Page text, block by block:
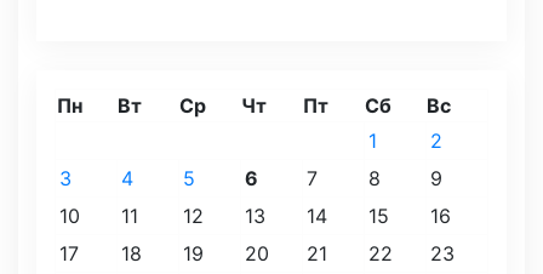
Пн Вт Ср Чт Пт Сб Вс
1
2
3
4 5 6 7 8
9
10
11 12 13 14 15
16
17
18 19 20 21 22
23